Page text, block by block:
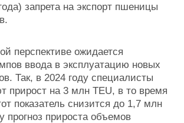
запрета на экспорт пшеницы
перспективе ожидается
ввода в эксплуатацию новых
Так, в 2024 году специалисты
прирост на 3 млн ТEU, в то время
показатель снизится до 1,7 млн
прогноз прироста объемов